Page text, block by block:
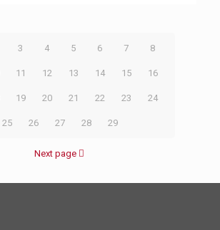
3 4 5 6 7 8
11 12 13 14 15 16
19 20 21 22 23 24
25 26 27 28 29
Next page